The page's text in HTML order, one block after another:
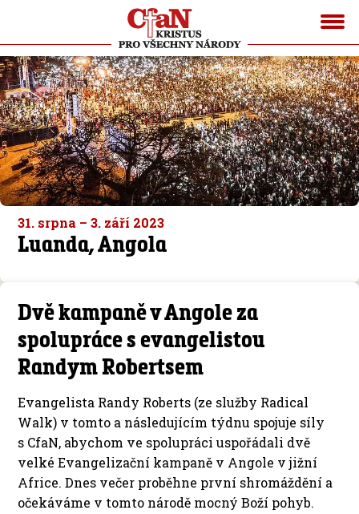
31. srpna – 3. září 2023
Luanda, Angola
Dvě kampaně v Angole za
spolupráce s evangelistou
Randym Robertsem
Evangelista Randy Roberts (ze služby Radical
Walk) v tomto a následujícím týdnu spojuje síly
s CfaN, abychom ve spolupráci uspořádali dvě
velké Evangelizační kampaně v Angole v jižní
Africe. Dnes večer proběhne první shromáždění a
očekáváme v tomto národě mocný Boží pohyb.